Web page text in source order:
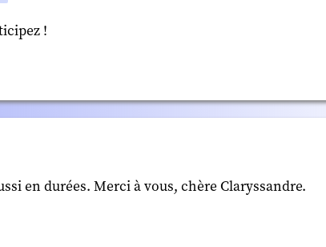
!
en durées. Merci à vous, chère Claryssandre.